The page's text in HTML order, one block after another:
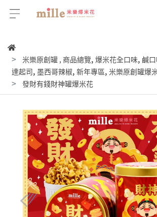
米樂原創罐 , 商品總覽, 爆米花全口味, 鹹
達起司, 墨西哥辣椒, 新年專區, 米樂原創罐爆
發財有錢財神罐爆米花